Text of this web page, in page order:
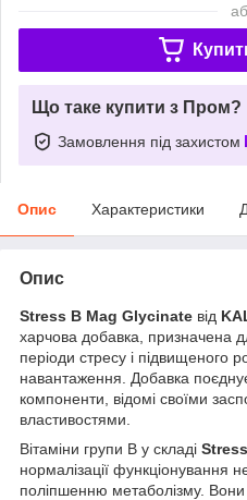
Що таке купити з Пром?
Замовлення під захистом
Опис Характеристики
Опис
Stress B Mag Glycinate від
харчова добавка, призначена
періоди стресу і підвищеного
навантаження. Добавка поєднує
компоненти, відомі своїми
властивостями.
Вітаміни групи B у складі
нормалізації функціонування
поліпшенню метаболізму. Вони